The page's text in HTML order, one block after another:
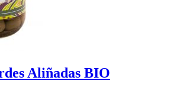
Aliñadas BIO